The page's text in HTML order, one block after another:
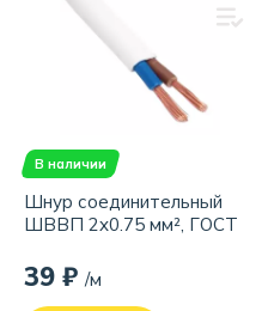
В наличии
Шнур соединительный
ШВВП 2x0.75 мм², ГОСТ
39 ₽ /м